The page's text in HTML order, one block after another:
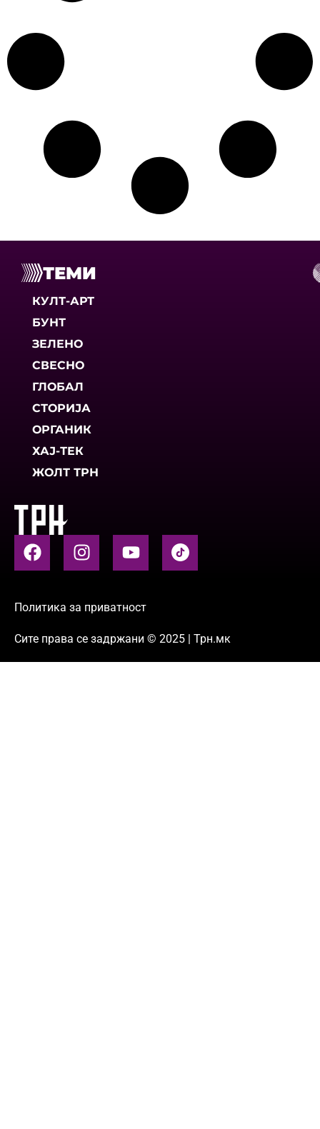
ТЕМИ
КУЛТ-АРТ
БУНТ
ЗЕЛЕНО
СВЕСНО
ГЛОБАЛ
СТОРИЈА
ОРГАНИК
ХАЈ-ТЕК
ЖОЛТ ТРН
Политика за приватност
Сите права се задржани © 2025 | Трн.мк